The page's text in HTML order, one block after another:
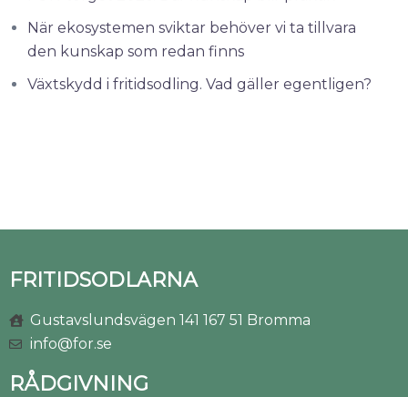
När ekosystemen sviktar behöver vi ta tillvara
den kunskap som redan finns
Växtskydd i fritidsodling. Vad gäller egentligen?
FRITIDSODLARNA
Gustavslundsvägen 141 167 51 Bromma
info@for.se
RÅDGIVNING